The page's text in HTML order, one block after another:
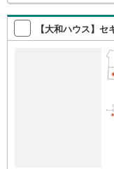
検
索
条